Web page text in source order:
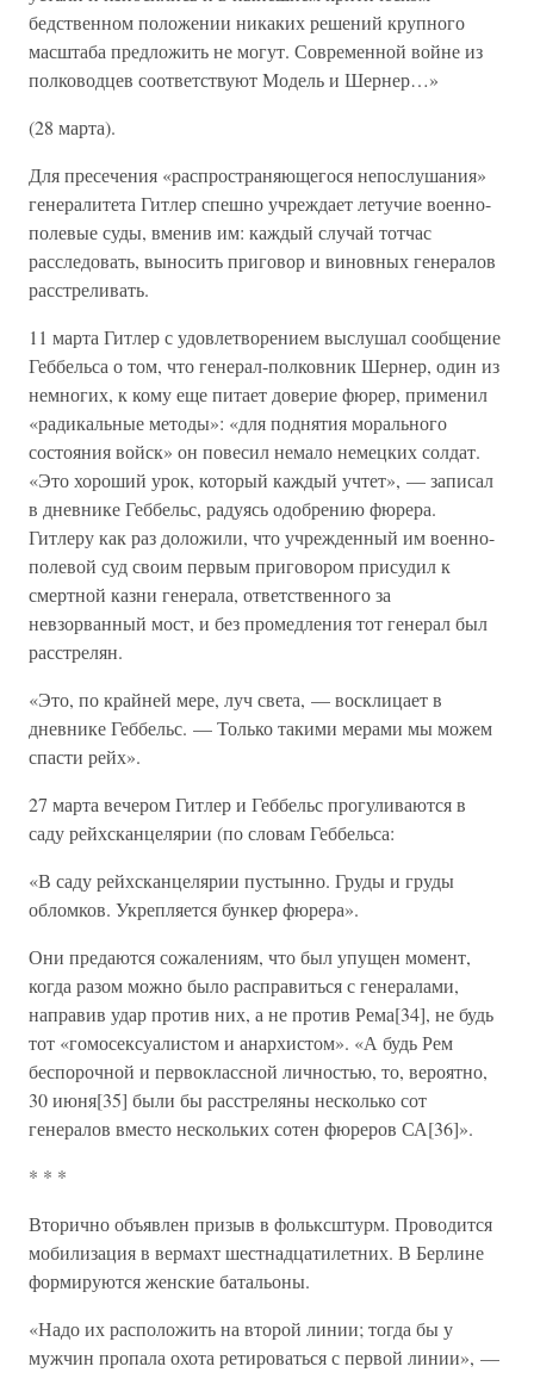
бедственном положении никаких решений крупного
масштаба предложить не могут. Современной войне из
полководцев соответствуют Модель и Шернер…»
(28 марта).
Для пресечения «распространяющегося непослушания»
генералитета Гитлер спешно учреждает летучие военно-
полевые суды, вменив им: каждый случай тотчас
расследовать, выносить приговор и виновных генералов
расстреливать.
11 марта Гитлер с удовлетворением выслушал сообщение
Геббельса о том, что генерал-полковник Шернер, один из
немногих, к кому еще питает доверие фюрер, применил
«радикальные методы»: «для поднятия морального
состояния войск» он повесил немало немецких солдат.
«Это хороший урок, который каждый учтет», — записал
в дневнике Геббельс, радуясь одобрению фюрера.
Гитлеру как раз доложили, что учрежденный им военно-
полевой суд своим первым приговором присудил к
смертной казни генерала, ответственного за
невзорванный мост, и без промедления тот генерал был
расстрелян.
«Это, по крайней мере, луч света, — восклицает в
дневнике Геббельс. — Только такими мерами мы можем
спасти рейх».
27 марта вечером Гитлер и Геббельс прогуливаются в
саду рейхсканцелярии (по словам Геббельса:
«В саду рейхсканцелярии пустынно. Груды и груды
обломков. Укрепляется бункер фюрера».
Они предаются сожалениям, что был упущен момент,
когда разом можно было расправиться с генералами,
направив удар против них, а не против Рема[34], не будь
тот «гомосексуалистом и анархистом». «А будь Рем
беспорочной и первоклассной личностью, то, вероятно,
30 июня[35] были бы расстреляны несколько сот
генералов вместо нескольких сотен фюреров СА[36]».
* * *
Вторично объявлен призыв в фольксштурм. Проводится
мобилизация в вермахт шестнадцатилетних. В Берлине
формируются женские батальоны.
«Надо их расположить на второй линии; тогда бы у
мужчин пропала охота ретироваться с первой линии», —